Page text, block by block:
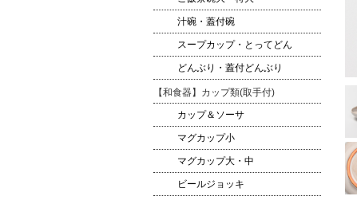
汁碗・蓋付碗
スープカップ・とってどん
どんぶり・蓋付どんぶり
【和食器】カップ類(取手付)
カップ＆ソーサ
マグカップ小
マグカップ大・中
ビールジョッキ